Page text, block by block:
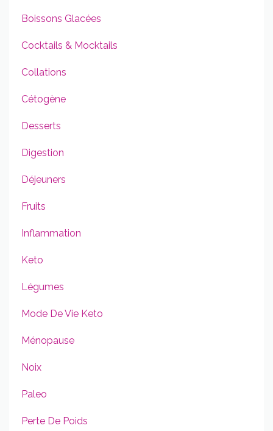
Boissons Glacées
Cocktails & Mocktails
Collations
Cétogène
Desserts
Digestion
Déjeuners
Fruits
Inflammation
Keto
Légumes
Mode De Vie Keto
Ménopause
Noix
Paleo
Perte De Poids